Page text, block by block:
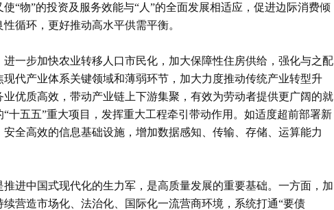
“物”的投资及服务效能与“人”的全面发展相适应，促进边际消费倾
循环，更好推动高水平供需平衡。
一步加快农业转移人口市民化，加大保障性住房供给，强化与之配
代产业体系关键领域和薄弱环节，加大力度推动传统产业转型升
优质高效，带动产业链上下游集聚，有效为劳动者提供更广阔的就
十五五”重大项目，发挥重大工程牵引带动作用。如适度超前部署新
全高效的信息基础设施，增加数据感知、传输、存储、运算能力
进中国式现代化的生力军，是高质量发展的重要基础。一方面，加
营造市场化、法治化、国际化一流营商环境，系统打通“要债